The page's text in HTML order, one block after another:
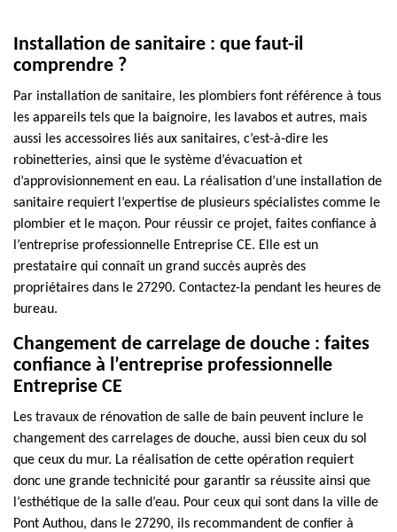
Installation de sanitaire : que faut-il
comprendre ?
Par installation de sanitaire, les plombiers font référence à tous
les appareils tels que la baignoire, les lavabos et autres, mais
aussi les accessoires liés aux sanitaires, c’est-à-dire les
robinetteries, ainsi que le système d’évacuation et
d’approvisionnement en eau. La réalisation d’une installation de
sanitaire requiert l’expertise de plusieurs spécialistes comme le
plombier et le maçon. Pour réussir ce projet, faites confiance à
l’entreprise professionnelle Entreprise CE. Elle est un
prestataire qui connaît un grand succès auprès des
propriétaires dans le 27290. Contactez-la pendant les heures de
bureau.
Changement de carrelage de douche : faites
confiance à l’entreprise professionnelle
Entreprise CE
Les travaux de rénovation de salle de bain peuvent inclure le
changement des carrelages de douche, aussi bien ceux du sol
que ceux du mur. La réalisation de cette opération requiert
donc une grande technicité pour garantir sa réussite ainsi que
l’esthétique de la salle d’eau. Pour ceux qui sont dans la ville de
Pont Authou, dans le 27290, ils recommandent de confier à